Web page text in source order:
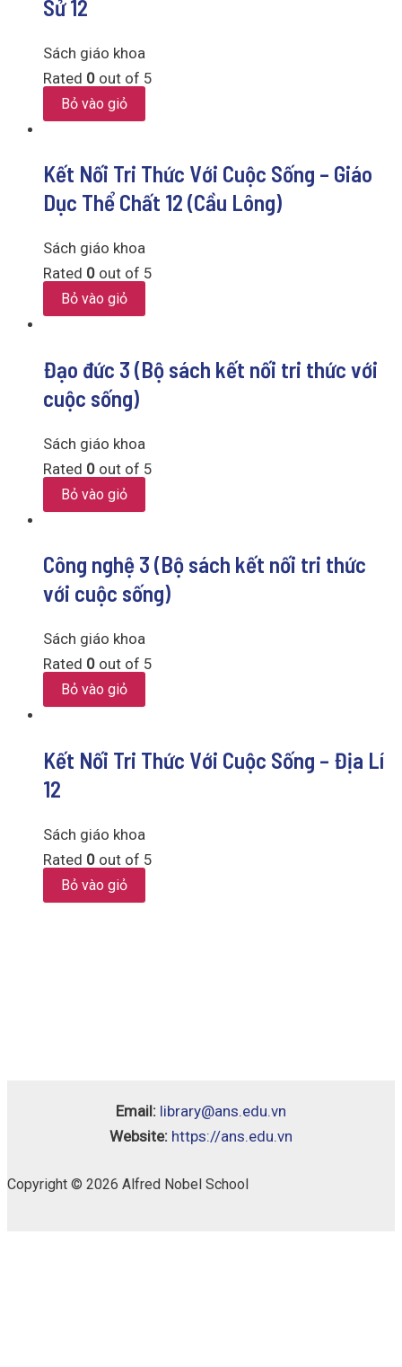
Sử 12
Sách giáo khoa
Rated 0 out of 5
Bỏ vào giỏ
Kết Nối Tri Thức Với Cuộc Sống – Giáo
Dục Thể Chất 12 (Cầu Lông)
Sách giáo khoa
Rated 0 out of 5
Bỏ vào giỏ
Đạo đức 3 (Bộ sách kết nối tri thức với
cuộc sống)
Sách giáo khoa
Rated 0 out of 5
Bỏ vào giỏ
Công nghệ 3 (Bộ sách kết nối tri thức
với cuộc sống)
Sách giáo khoa
Rated 0 out of 5
Bỏ vào giỏ
Kết Nối Tri Thức Với Cuộc Sống – Địa Lí
12
Sách giáo khoa
Rated 0 out of 5
Bỏ vào giỏ
Email: library@ans.edu.vn
Website: https://ans.edu.vn
Copyright © 2026 Alfred Nobel School